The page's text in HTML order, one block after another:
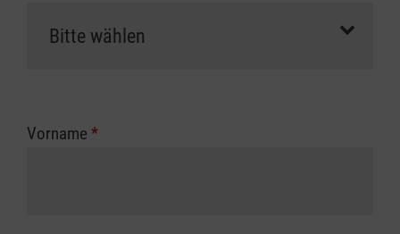
Vorname *